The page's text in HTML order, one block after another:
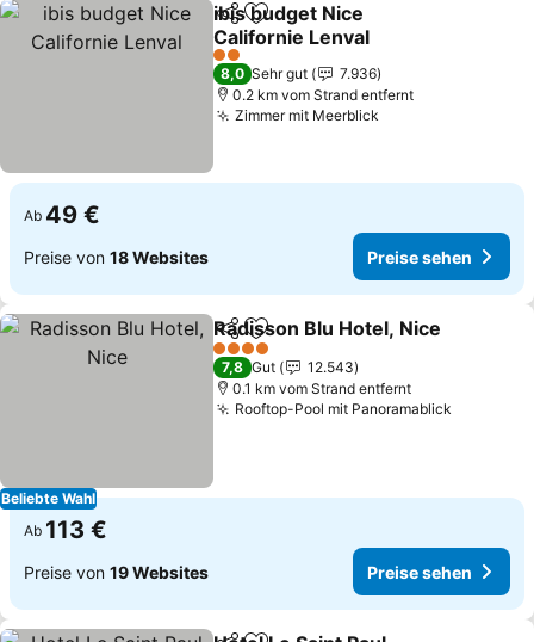
TeilenZu Favoriten hinzufügen
ibis budget Nice
Californie Lenval
Preise sehen
2 Sterne
8,0 Sehr gut
7.936
0.2 km vom Strand entfernt
Zimmer mit Meerblick
Ab 49 €
Preise von 18 Websites Preise sehen
Beliebte Wahl
TeilenZu Favoriten hinzufügen
Radisson Blu Hotel, Nice
4 Sterne
7,8 Gut
12.543
0.1 km vom Strand entfernt
Rooftop-Pool mit Panoramablick
Ab 113 €
Preise von 19 Websites Preise sehen